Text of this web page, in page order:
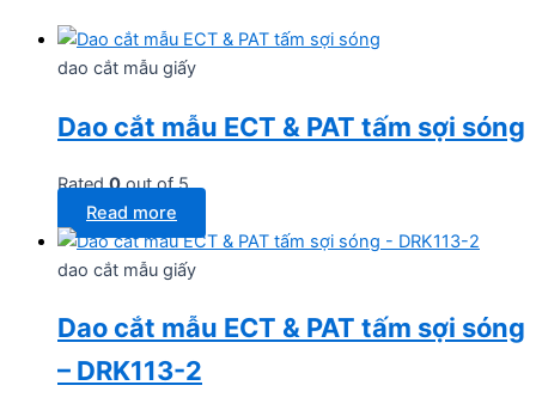
dao cắt mẫu giấy
Dao cắt mẫu ECT & PAT tấm sợi sóng
Rated0out of 5
Read more
dao cắt mẫu giấy
Dao cắt mẫu ECT & PAT tấm sợi sóng
– DRK113-2